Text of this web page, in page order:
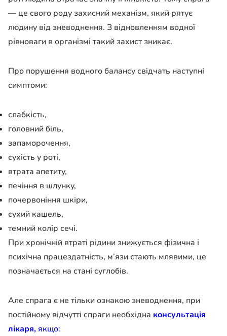
— це свого роду захисний механізм, який рятує
людину від зневоднення. З відновленням водної
рівноваги в організмі такий захист зникає.
Про порушення водного балансу свідчать наступні
симптоми:
слабкість,
головний біль,
запаморочення,
сухість у роті,
втрата апетиту,
печіння в шлунку,
почервоніння шкіри,
сухий кашель,
темний колір сечі.
При хронічній втраті рідини знижується фізична і
психічна працездатність, м’язи стають млявими, це
позначається на стані суглобів.
Але спрага є не тільки ознакою зневоднення, при
постійному відчутті спраги необхідна консультація
лікаря, якщо: